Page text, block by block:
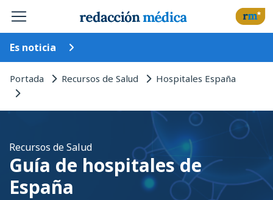
Es noticia
Portada Recursos de Salud Hospitales España
Recursos de Salud
Guía de hospitales de
España